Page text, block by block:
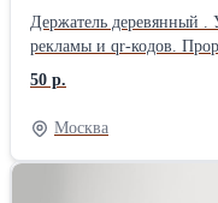
Держатель деревянный .
рекламы и qr-кодов.
носителя или пвх
50 р.
Москва